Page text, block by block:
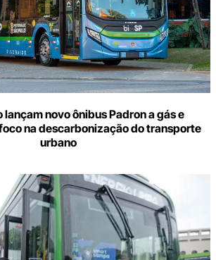
lançam novo ônibus Padron a gás e
na descarbonização do transporte
urbano